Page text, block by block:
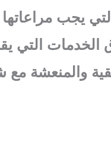
يجب مراعاتها
التي
والمنعشة